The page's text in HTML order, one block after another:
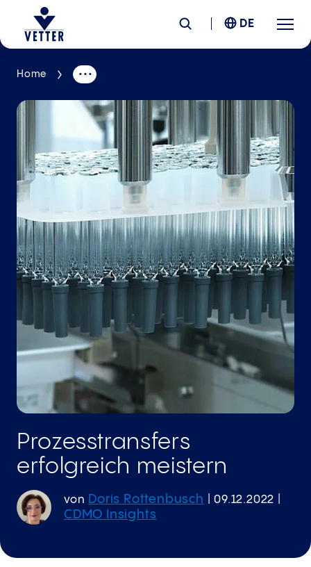
Unternehmen
Verantwortung
Services
Standorte
News & Insights
Karriere
DE
Home
Prozesstransfers
erfolgreich meistern
von Doris Rottenbusch |09.12.2022
CDMO Insights